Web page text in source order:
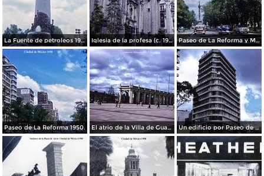
La Fuente de petroleos 1950. Iglesia de la profesa (c. 1950) Paseo de La Reforma y Mto a La Independencia 1950
Paseo de La Reforma 1950. El atrio de la Villa de Guadalupe 1950. Un edificio por Paseo de La Reforma 1950